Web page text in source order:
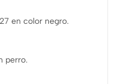
en color negro.
perro.